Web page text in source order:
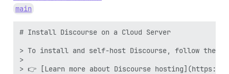
main
# Install Discourse on a Cloud Server
> To install and self-host Discourse, follow the
>
> 👉 [Learn more about Discourse